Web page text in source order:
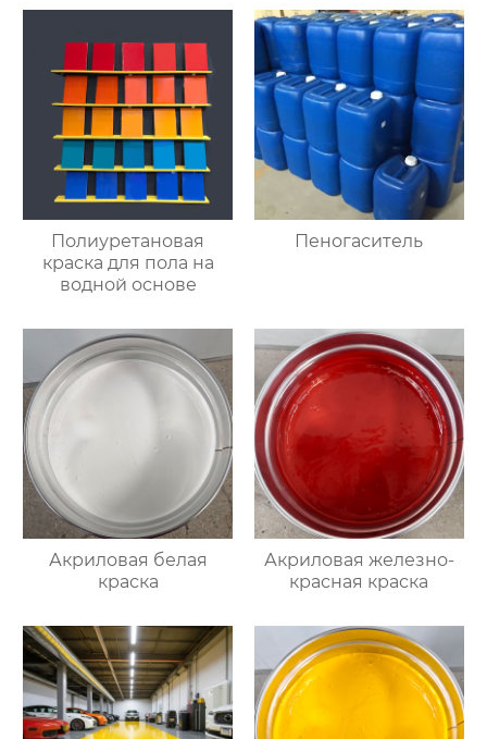
Полиуретановая
краска для пола на
водной основе
Пеногаситель
Акриловая белая
краска
Акриловая железно-
красная краска